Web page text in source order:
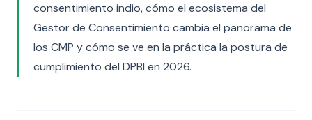
consentimiento indio, cómo el ecosistema del
Gestor de Consentimiento cambia el panorama de
los CMP y cómo se ve en la práctica la postura de
cumplimiento del DPBI en 2026.